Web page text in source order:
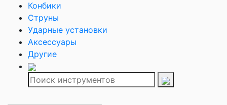
Конбики
Струны
Ударные установки
Аксессуары
Другие